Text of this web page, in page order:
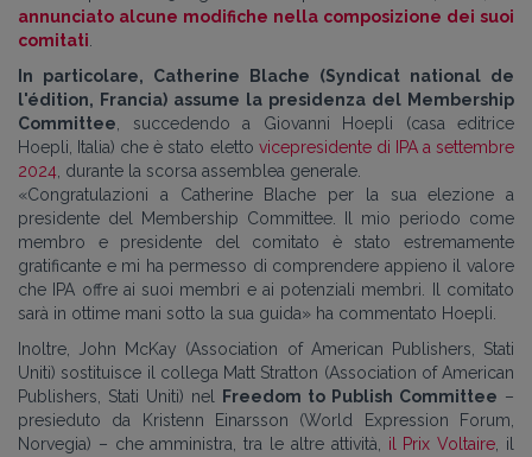
annunciato alcune modifiche nella composizione dei suoi
comitati
In particolare, Catherine Blache (Syndicat national de
l'édition, Francia) assume la presidenza del Membership
Committee , succedendo a Giovanni Hoepli (casa editrice
Hoepli, Italia) che è stato eletto vicepresidente di IPA a settembre
2024 , durante la scorsa assemblea generale.
«Congratulazioni a Catherine Blache per la sua elezione a
presidente del Membership Committee. Il mio periodo come
membro e presidente del comitato è stato estremamente
gratificante e mi ha permesso di comprendere appieno il valore
che IPA offre ai suoi membri e ai potenziali membri. Il comitato
sarà in ottime mani sotto la sua guida» ha commentato Hoepli.
Inoltre, John McKay (Association of American Publishers, Stati
Uniti) sostituisce il collega Matt Stratton (Association of American
Publishers, Stati Uniti) nel
Freedom to Publish Committee –
presieduto da Kristenn Einarsson (World Expression Forum,
Norvegia) – che amministra, tra le altre attività, il Prix Voltaire , il